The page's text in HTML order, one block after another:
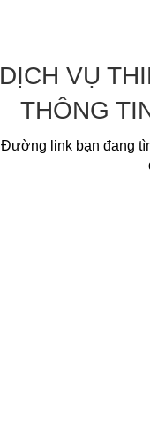
DỊCH VỤ
THÔNG
Đường link bạn đang